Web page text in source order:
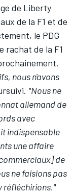
de Liberty
de la F1 et de
le PDG
rachat de la F1
nous n'avons
"Nous ne
allemand de
avec
indispensable
une affaire
de
ne faisions pas
réfléchirions."